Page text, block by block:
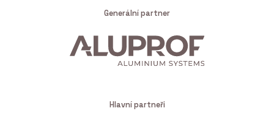
Generální partner
Hlavní partneři